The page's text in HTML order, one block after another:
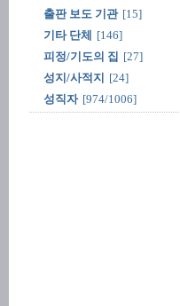
출판 보도 기관 [15]
기타 단체
[146]
피정/기도의 집 [27]
성지/사적지
[24]
성직자 [974/1006]